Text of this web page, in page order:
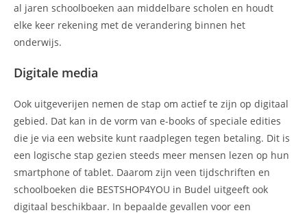
al jaren schoolboeken aan middelbare scholen en houdt
elke keer rekening met de verandering binnen het
onderwijs.
Digitale media
Ook uitgeverijen nemen de stap om actief te zijn op digitaal
gebied. Dat kan in de vorm van e-books of speciale edities
die je via een website kunt raadplegen tegen betaling. Dit is
een logische stap gezien steeds meer mensen lezen op hun
smartphone of tablet. Daarom zijn veen tijdschriften en
schoolboeken die BESTSHOP4YOU in Budel uitgeeft ook
digitaal beschikbaar. In bepaalde gevallen voor een